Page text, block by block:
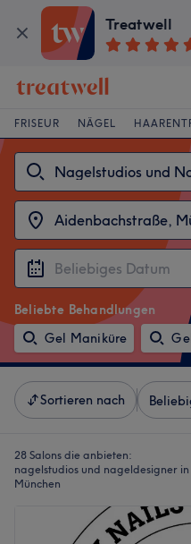
Treatwell
FRISEUR NÄGEL
Beliebte Behandlungen
Gel Maniküre
Sortieren nach
28 Salons die anbieten:
nagelstudios und nageldesigner
München